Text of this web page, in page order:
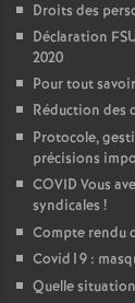
Droits des
Déclaration
2020
Pour tout
Réduction des
Protocole,
précisions
COVID Vous
syndicales !
Compte rendu
Covid19 :
Quelle